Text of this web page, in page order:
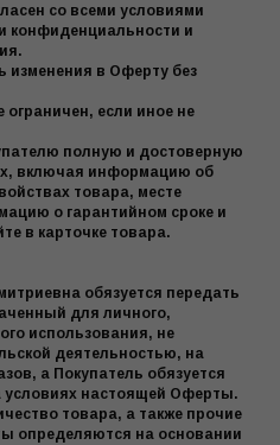
со всеми условиями
конфиденциальности и
изменения в Оферту без
если иное не
полную и достоверную
включая информацию об
товара, месте
о гарантийном сроке и
в карточке товара.
обязуется передать
для личного,
использования, не
деятельностью, на
а Покупатель обязуется
условиях настоящей Оферты.
товара, а также прочие
определяются на основании